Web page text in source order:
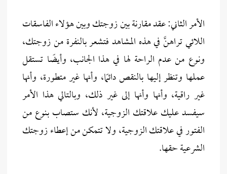
الأمر الثاني: عقد مقارنة بين زوجتك وبين هؤلاء الفاسقات
اللائي تراهنَّ في هذه المشاهد فتشعر بالنفرة من زوجتك،
ونوع من عدم الراحة لها في هذا الجانب، وأيضًا تستقل
عملها وتنظر إليها بالنقص دائمًا، وأنها غير متطورة، وأنها
غير راقية، وأنها وأنها إلى غير ذلك، وبالتالي هذا الأمر
سيفسد عليك علاقتك الزوجية، لأنك ستصاب بنوع من
الفتور في علاقتك الزوجية، ولا تتمكن من إعطاء زوجتك
الشرعية حقها.